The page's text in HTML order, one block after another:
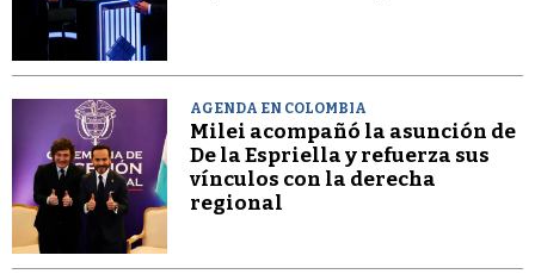
AGENDA EN COLOMBIA
Milei acompañó la asunción de
De la Espriella y refuerza sus
vínculos con la derecha
regional